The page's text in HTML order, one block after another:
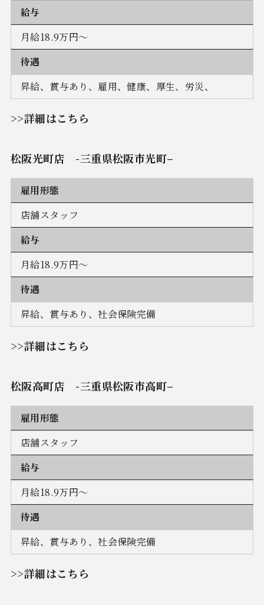
給与
月給18.9万円～
待遇
昇給、賞与あり、雇用、健康、厚生、労災、
>>詳細はこちら
松阪光町店 -三重県松阪市光町–
雇用形態
店舗スタッフ
給与
月給18.9万円～
待遇
昇給、賞与あり、社会保険完備
>>詳細はこちら
松阪高町店 -三重県松阪市高町–
雇用形態
店舗スタッフ
給与
月給18.9万円～
待遇
昇給、賞与あり、社会保険完備
>>詳細はこちら